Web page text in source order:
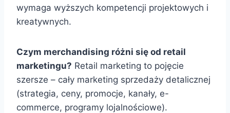
wymaga wyższych kompetencji projektowych i
kreatywnych.
Czym merchandising różni się od retail
marketingu? Retail marketing to pojęcie
szersze – cały marketing sprzedaży detalicznej
(strategia, ceny, promocje, kanały, e-
commerce, programy lojalnościowe).